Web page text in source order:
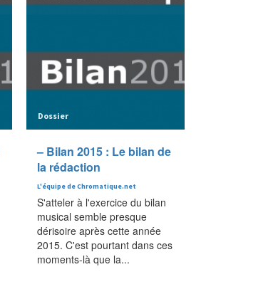
Dossier
– Bilan 2015 : Le bilan de
la rédaction
L'équipe de Chromatique.net
S'atteler à l'exercice du bilan
musical semble presque
dérisoire après cette année
2015. C'est pourtant dans ces
moments-là que la...